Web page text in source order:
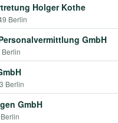
Holger Kothe
Berlin
GmbH
Berlin
GmbH